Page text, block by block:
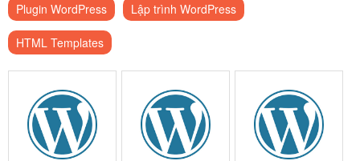
Plugin WordPress Lập trình WordPress
HTML Templates